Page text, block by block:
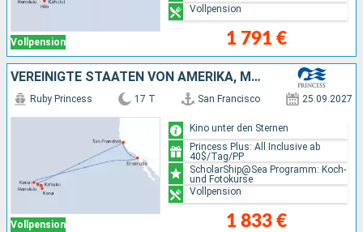
Vollpension 1 791 €
Vollpension
VEREINIGTE STAATEN VON AMERIKA, MEXIKO
Vollpension
Ruby Princess 17 T San Francisco 25.09.2027
1 833 €
Kino unter den Sternen
Princess Plus: All Inclusive ab
40$/Tag/PP
ScholarShip@Sea Programm: Koch-
und Fotokurse
Vollpension